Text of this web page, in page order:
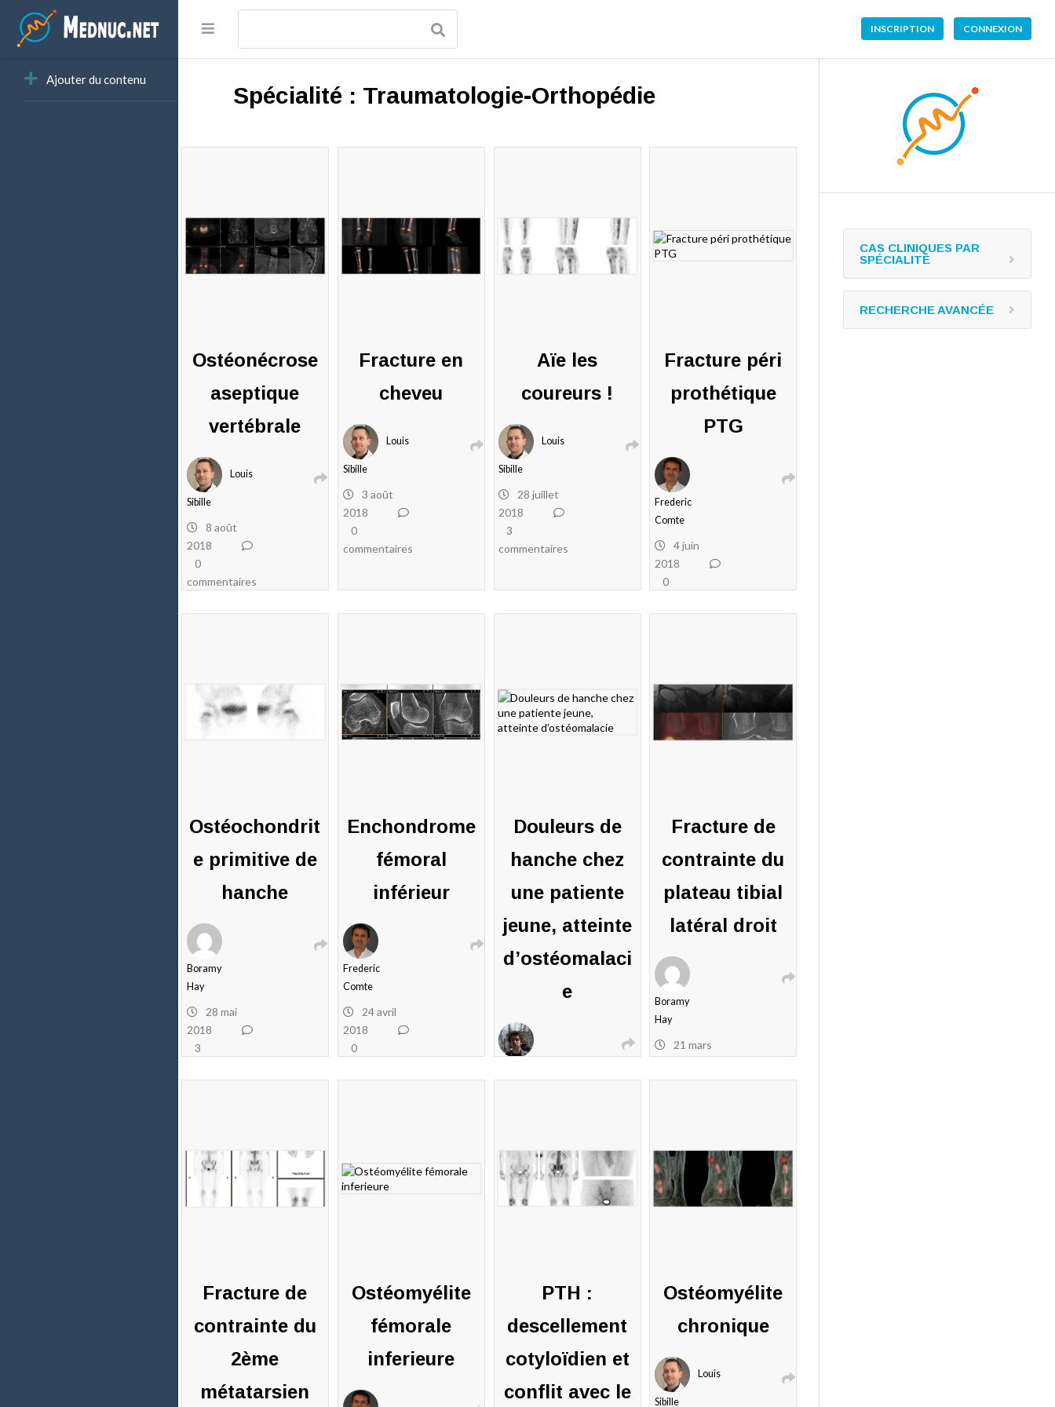
INSCRIPTION CONNEXION
Ajouter du contenu
Spécialité : Traumatologie-Orthopédie
Ostéonécrose
aseptique
vertébrale
Louis
Sibille
8 août
2018
0
commentaires
Fracture en
cheveu
Louis
Sibille
3 août
2018
0
commentaires
Aïe les
coureurs !
Louis
Sibille
28 juillet
2018
3
commentaires
Fracture péri
prothétique
PTG
Frederic
Comte
4 juin
2018
0
Ostéochondrit
e primitive de
hanche
Boramy
Hay
28 mai
2018
3
Enchondrome
fémoral
inférieur
Frederic
Comte
24 avril
2018
0
Douleurs de
hanche chez
une patiente
jeune, atteinte
d’ostéomalaci
e
commentaire
Fracture de
contrainte du
plateau tibial
latéral droit
Boramy
Hay
21 mars
0
Fracture de
contrainte du
2ème
métatarsien
Ostéomyélite
fémorale
inferieure
PTH :
descellement
cotyloïdien et
conflit avec le
Ostéomyélite
chronique
Louis
Sibille
CAS CLINIQUES PAR
SPÉCIALITÉ
RECHERCHE AVANCÉE